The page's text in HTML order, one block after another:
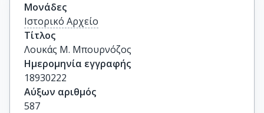
Μονάδες
Ιστορικό Αρχείο
Τίτλος
Λουκάς Μ. Μπουρνόζος
Ημερομηνία εγγραφής
18930222
Αύξων αριθμός
587